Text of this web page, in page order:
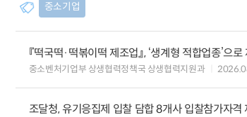
중소기업
『떡국떡·떡볶이떡 제조업』, ‘생계형 적합업종’으로
중소벤처기업부 상생협력정책국 상생협력지원과
조달청, 유기응집제 입찰 담합 8개사 입찰참가자격